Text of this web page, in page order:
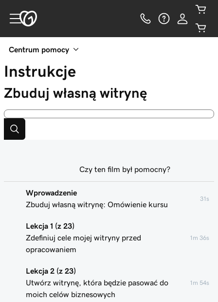
Centrum pomocy
Instrukcje
Zbuduj własną witrynę
Wprowadzenie
Zbuduj własną witrynę: Omówienie kursu
31s
Lekcja 1 (z 23)
Zdefiniuj cele mojej witryny przed
opracowaniem
1m 36s
Lekcja 2 (z 23)
Utwórz witrynę, która będzie pasować do
moich celów biznesowych
1m 54s
Czy ten film był pomocny?